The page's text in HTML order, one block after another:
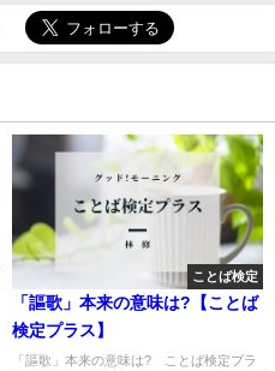
ことば検定
「謳歌」本来の意味は?【ことば
検定プラス】
「謳歌」本来の意味は? ことば検定プラ